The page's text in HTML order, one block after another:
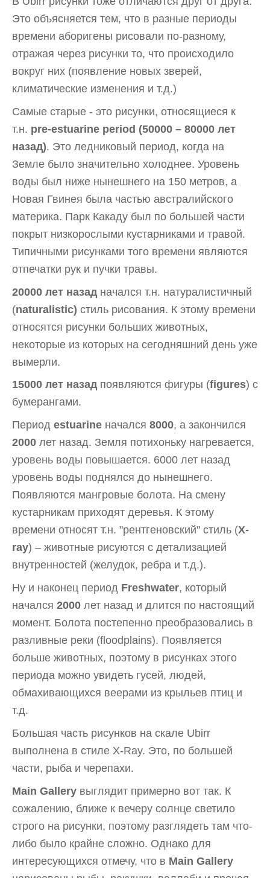
Это объясняется тем, что в разные периоды
времени аборигены рисовали по-разному,
отражая через рисунки то, что происходило
вокруг них (появление новых зверей,
климатические изменения и т.д.)
Самые старые - это рисунки, относящиеся к
т.н. pre-estuarine period (50000 – 80000 лет
назад). Это ледниковый период, когда на
Земле было значительно холоднее. Уровень
воды был ниже нынешнего на 150 метров, а
Новая Гвинея была частью австралийского
материка. Парк Какаду был по большей части
покрыт низкорослыми кустарниками и травой.
Типичными рисунками того времени являются
отпечатки рук и пучки травы.
20000 лет назад начался т.н. натуралистичный
(naturalistic) стиль рисования. К этому времени
относятся рисунки больших животных,
некоторые из которых на сегодняшний день уже
вымерли.
15000 лет назад появляются фигуры (figures) с
бумерангами.
Период estuarine начался 8000, а закончился
2000 лет назад. Земля потихоньку нагревается,
уровень воды повышается. 6000 лет назад
уровень воды поднялся до нынешнего.
Появляются мангровые болота. На смену
кустарникам приходят деревья. К этому
времени относят т.н. "рентгеновский" стиль (X-
ray) – животные рисуются с детализацией
внутренностей (желудок, ребра и т.д.).
Ну и наконец период Freshwater, который
начался 2000 лет назад и длится по настоящий
момент. Болота постепенно преобразовались в
разливные реки (floodplains). Появляется
больше животных, поэтому в рисунках этого
периода можно увидеть гусей, людей,
обмахивающихся веерами из крыльев птиц и
т.д.
Большая часть рисунков на скале Ubirr
выполнена в стиле X-Ray. Это, по большей
части, рыба и черепахи.
Main Gallery выглядит примерно вот так. К
сожалению, ближе к вечеру солнце светило
строго на рисунки, поэтому разглядеть там что-
либо было крайне сложно. Однако для
интересующихся отмечу, что в Main Gallery